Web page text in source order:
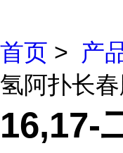
首页 > 产
氢阿扑长
16,17-